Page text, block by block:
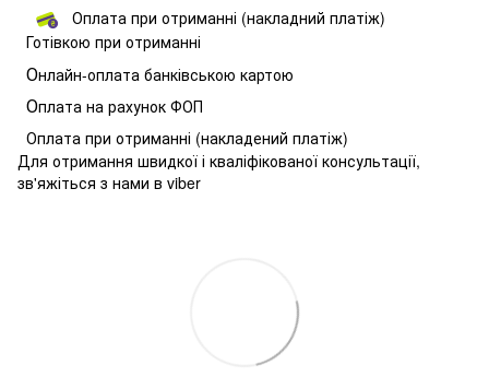
Оплата при отриманні (накладний платіж)
Готівкою при отриманні
Онлайн-оплата банківською картою
Оплата на рахунок ФОП
Оплата при отриманні (накладений платіж)
Для отримання швидкої і кваліфікованої консультації,
зв'яжіться з нами в viber